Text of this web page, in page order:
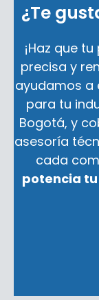
¿Te
¡Haz que
precisa y
ayudamos a
para tu
Bogotá, y
asesoría
cada
potencia